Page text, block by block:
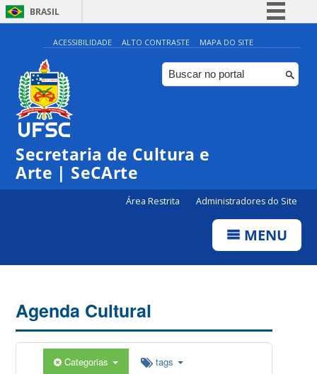
BRASIL
Simplifique!
Comunica BR
Participe
ACESSIBILIDADE ALTO CONTRASTE MAPA DO SITE
Secretaria de Cultura e
Arte | SeCArte
Área Restrita Administradores do Site
MENU
Agenda Cultural
Categorias tags
0:00
1:00
5:00
◤Exposição | Floresta